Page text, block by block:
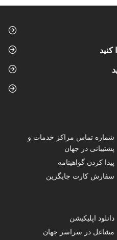
کنید
شماره تماس‌ مراکز خدمات و
پشتیبانی در جهان
پیدا کردن گواهینامه
سفارش کارت جایگزین
دانلود اپلیکیشن
مشاغل در سراسر جهان